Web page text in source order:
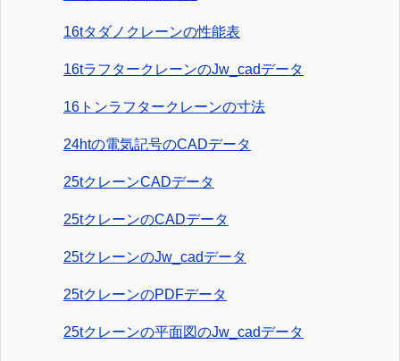
16tタダノクレーンの性能表
16tラフタークレーンのJw_cadデータ
16トンラフタークレーンの寸法
24htの電気記号のCADデータ
25tクレーンCADデータ
25tクレーンのCADデータ
25tクレーンのJw_cadデータ
25tクレーンのPDFデータ
25tクレーンの平面図のJw_cadデータ